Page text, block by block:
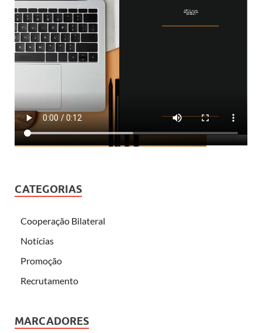
CATEGORIAS
Cooperação Bilateral
Notícias
Promoção
Recrutamento
MARCADORES